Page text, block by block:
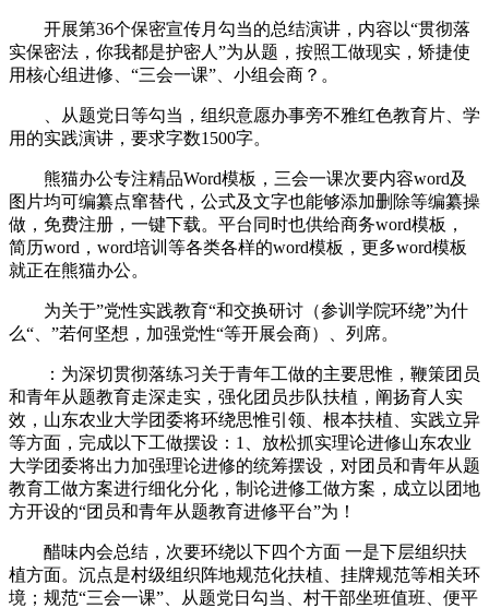
开展第36个保密宣传月勾当的总结演讲，内容以“贯彻落
实保密法，你我都是护密人”为从题，按照工做现实，矫捷使
用核心组进修、“三会一课”、小组会商？。
、从题党日等勾当，组织意愿办事旁不雅红色教育片、学
用的实践演讲，要求字数1500字。
熊猫办公专注精品Word模板，三会一课次要内容word及
图片均可编纂点窜替代，公式及文字也能够添加删除等编纂操
做，免费注册，一键下载。平台同时也供给商务word模板，
简历word，word培训等各类各样的word模板，更多word模板
就正在熊猫办公。
为关于”党性实践教育“和交换研讨（参训学院环绕”为什
么“、”若何坚想，加强党性“等开展会商）、列席。
：为深切贯彻落练习关于青年工做的主要思惟，鞭策团员
和青年从题教育走深走实，强化团员步队扶植，阐扬育人实
效，山东农业大学团委将环绕思惟引领、根本扶植、实践立异
等方面，完成以下工做摆设：1、放松抓实理论进修山东农业
大学团委将出力加强理论进修的统筹摆设，对团员和青年从题
教育工做方案进行细化分化，制论进修工做方案，成立以团地
方开设的“团员和青年从题教育进修平台”为！
醋味内会总结，次要环绕以下四个方面 一是下层组织扶
植方面。沉点是村级组织阵地规范化扶植、挂牌规范等相关环
境；规范“三会一课”、从题党日勾当、村干部坐班值班、便平